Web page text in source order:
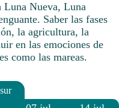
Luna Nueva, Luna
Saber las fases
la agricultura, la
en las emociones de
como las mareas.